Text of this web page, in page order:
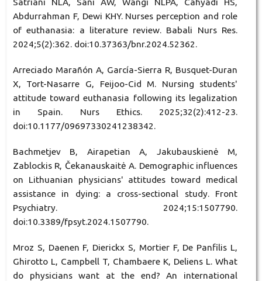
Satriani NLA, Sani AW, Wangi NLPA, Cahyadi HS,
Abdurrahman F, Dewi KHY. Nurses perception and role
of euthanasia: a literature review. Babali Nurs Res.
2024;5(2):362. doi:10.37363/bnr.2024.52362.
Arreciado Marañón A, García-Sierra R, Busquet-Duran
X, Tort-Nasarre G, Feijoo-Cid M. Nursing students'
attitude toward euthanasia following its legalization
in Spain. Nurs Ethics. 2025;32(2):412-23.
doi:10.1177/09697330241238342.
Bachmetjev B, Airapetian A, Jakubauskienė M,
Zablockis R, Čekanauskaitė A. Demographic influences
on Lithuanian physicians' attitudes toward medical
assistance in dying: a cross-sectional study. Front
Psychiatry. 2024;15:1507790.
doi:10.3389/fpsyt.2024.1507790.
Mroz S, Daenen F, Dierickx S, Mortier F, De Panfilis L,
Ghirotto L, Campbell T, Chambaere K, Deliens L. What
do physicians want at the end? An international